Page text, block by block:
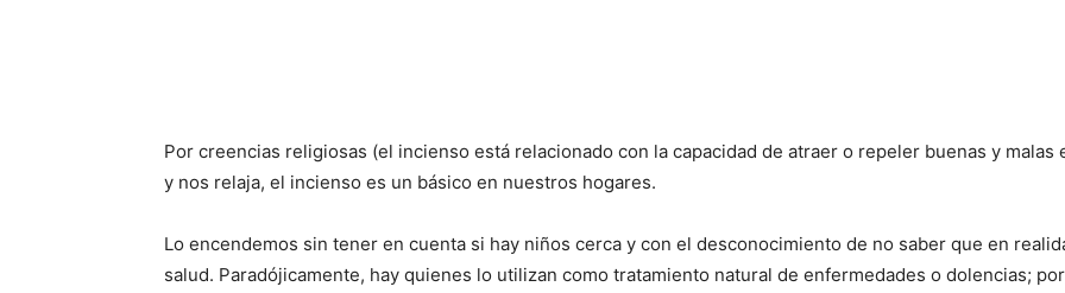
Por creencias religiosas (el incienso está relacionado con la capacidad de atraer o repeler buenas y
y nos relaja, el incienso es un básico en nuestros hogares.
Lo encendemos sin tener en cuenta si hay niños cerca y con el desconocimiento de no saber que en
salud. Paradójicamente, hay quienes lo utilizan como tratamiento natural de enfermedades o dolencias;